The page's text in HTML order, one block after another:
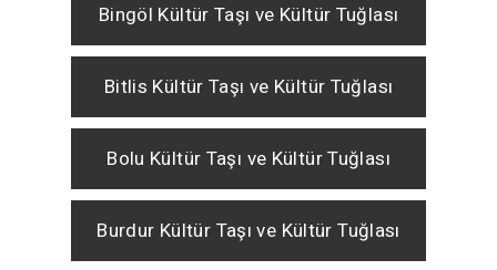
Bingöl Kültür Taşı ve Kültür Tuğlası
Bitlis Kültür Taşı ve Kültür Tuğlası
Bolu Kültür Taşı ve Kültür Tuğlası
Burdur Kültür Taşı ve Kültür Tuğlası